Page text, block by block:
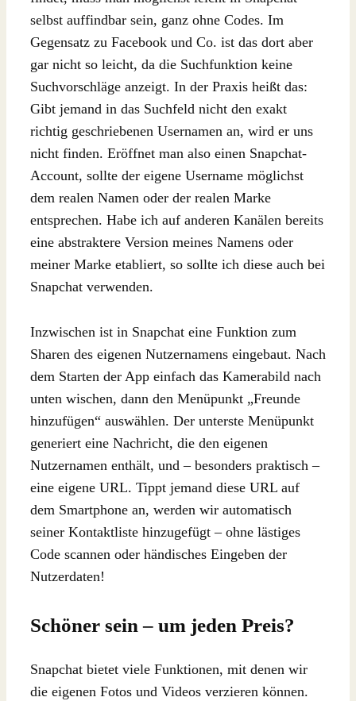
selbst auffindbar sein, ganz ohne Codes. Im
Gegensatz zu Facebook und Co. ist das dort aber
gar nicht so leicht, da die Suchfunktion keine
Suchvorschläge anzeigt. In der Praxis heißt das:
Gibt jemand in das Suchfeld nicht den exakt
richtig geschriebenen Usernamen an, wird er uns
nicht finden. Eröffnet man also einen Snapchat-
Account, sollte der eigene Username möglichst
dem realen Namen oder der realen Marke
entsprechen. Habe ich auf anderen Kanälen bereits
eine abstraktere Version meines Namens oder
meiner Marke etabliert, so sollte ich diese auch bei
Snapchat verwenden.
Inzwischen ist in Snapchat eine Funktion zum
Sharen des eigenen Nutzernamens eingebaut. Nach
dem Starten der App einfach das Kamerabild nach
unten wischen, dann den Menüpunkt „Freunde
hinzufügen“ auswählen. Der unterste Menüpunkt
generiert eine Nachricht, die den eigenen
Nutzernamen enthält, und – besonders praktisch –
eine eigene URL. Tippt jemand diese URL auf
dem Smartphone an, werden wir automatisch
seiner Kontaktliste hinzugefügt – ohne lästiges
Code scannen oder händisches Eingeben der
Nutzerdaten!
Schöner sein – um jeden Preis?
Snapchat bietet viele Funktionen, mit denen wir
die eigenen Fotos und Videos verzieren können.